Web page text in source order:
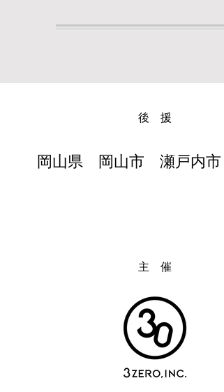
後 援
岡山県 岡山市 瀬戸内
主 催